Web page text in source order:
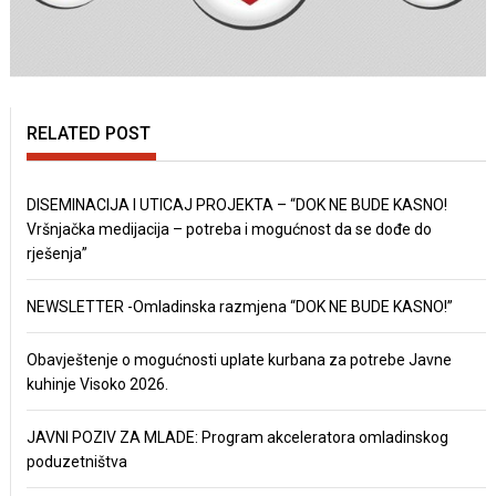
RELATED POST
DISEMINACIJA I UTICAJ PROJEKTA – “DOK NE BUDE KASNO!
Vršnjačka medijacija – potreba i mogućnost da se dođe do
rješenja”
NEWSLETTER -Omladinska razmjena “DOK NE BUDE KASNO!”
Obavještenje o mogućnosti uplate kurbana za potrebe Javne
kuhinje Visoko 2026.
JAVNI POZIV ZA MLADE: Program akceleratora omladinskog
poduzetništva